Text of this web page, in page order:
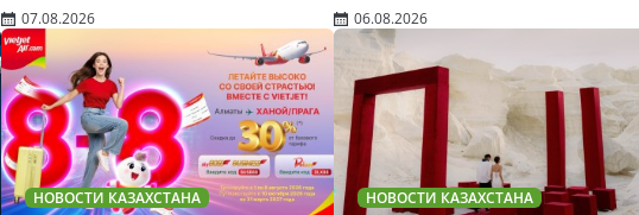
07.08.2026 06.08.2026
НОВОСТИ КАЗАХСТАНА НОВОСТИ КАЗАХСТАНА